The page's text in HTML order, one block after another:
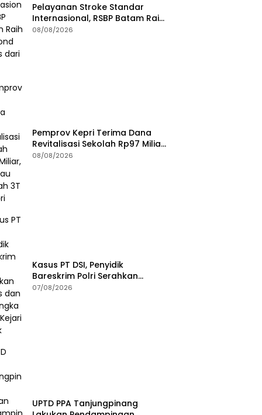
Pelayanan Stroke Standar
Internasional, RSBP Batam Raih
Diamond Status dari WSO
08/08/2026
Pemprov Kepri Terima Dana
Revitalisasi Sekolah Rp97 Miliar,
Jangkau Wilayah 3T di Kepri
08/08/2026
Kasus PT DSI, Penyidik
Bareskrim Polri Serahkan
Berkas dan Tersangka AS ke
07/08/2026
UPTD PPA Tanjungpinang